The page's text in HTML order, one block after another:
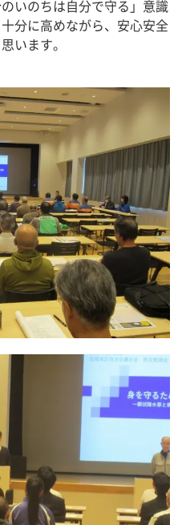
いのちは自分で守る」意識
分に高めながら、安心安全
います。